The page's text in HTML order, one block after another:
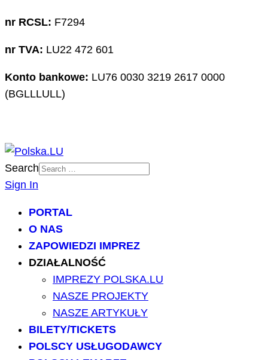
nr RCSL: F7294
nr TVA: LU22 472 601
Konto bankowe: LU76 0030 3219 2617 0000
(BGLLLULL)
Search
Sign In
PORTAL
O NAS
ZAPOWIEDZI IMPREZ
DZIAŁALNOŚĆ
IMPREZY POLSKA.LU
NASZE PROJEKTY
NASZE ARTYKUŁY
BILETY/TICKETS
POLSCY USŁUGODAWCY